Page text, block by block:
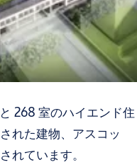
268 室のハイエンド住
れた建物、アスコッ
れています。